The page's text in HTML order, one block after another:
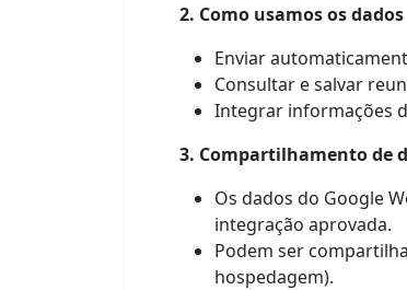
2. Como usamos os dados
Enviar
Consultar e salvar
Integrar informações
3. Compartilhamento de
Os dados do Google
integração aprovada.
Podem ser
hospedagem).